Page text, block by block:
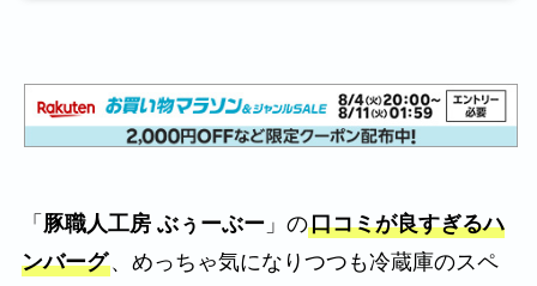
「 豚職人工房 ぶぅーぶー」の口コミが良すぎるハ
ンバーグ、めっちゃ気になりつつも冷蔵庫のスペ